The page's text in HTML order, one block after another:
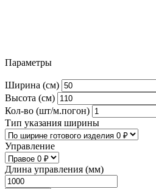
Параметры
Ширина (см)
Высота (см)
Кол-во (шт/м.погон)
Тип указания ширины
Управление
Длина управления (мм)